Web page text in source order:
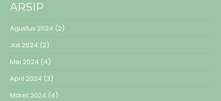
ARSIP
Agustus 2024 (2)
Juli 2024 (2)
Mei 2024 (4)
April 2024 (3)
Maret 2024 (4)